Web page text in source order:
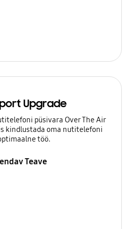
Upgrade
püsivara Over The Air
kindlustada oma nutitelefoni
töö.
Teave